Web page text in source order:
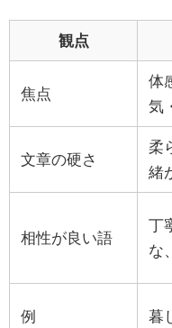
観点
焦点
体
気
文章の硬さ
柔
緒
相性が良い語
丁
な
例 暮